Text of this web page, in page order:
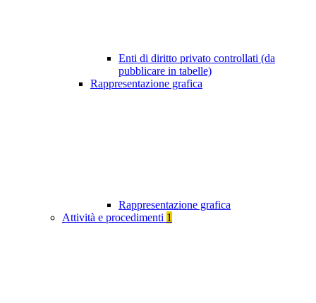
Enti di diritto privato controllati (da
pubblicare in tabelle)
Rappresentazione grafica
Rappresentazione grafica
Attività e procedimenti 1